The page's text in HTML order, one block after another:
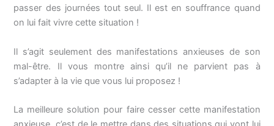
passer des journées tout seul. Il est en souffrance quand
on lui fait vivre cette situation !
Il s’agit seulement des manifestations anxieuses de son
mal-être. Il vous montre ainsi qu’il ne parvient pas à
s’adapter à la vie que vous lui proposez !
La meilleure solution pour faire cesser cette manifestation